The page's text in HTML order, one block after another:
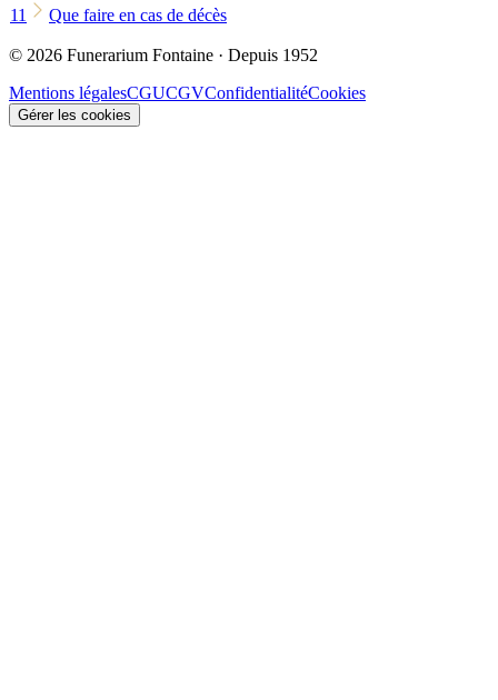
11
Que faire en cas de décès
© 2026 Funerarium Fontaine · Depuis 1952
Mentions légalesCGUCGVConfidentialitéCookies
Gérer les cookies